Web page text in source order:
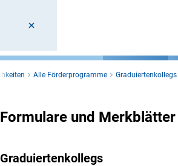
Alle Förderprogramme Graduiertenkollegs
Formulare und Merkblätter
Graduiertenkollegs